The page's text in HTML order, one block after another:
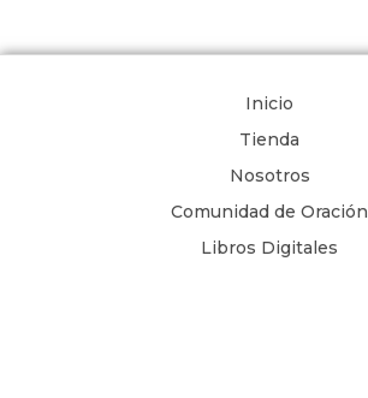
Inicio
Tienda
Nosotros
Comunidad de Oración
Libros Digitales